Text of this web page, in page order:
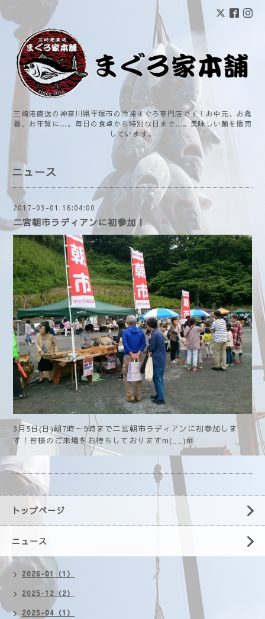
三崎港直送の神奈川県平塚市の冷凍まぐろ専門店です！お中元、お歳
暮、お年賀に…。毎日の食卓から特別な日まで…。美味しい鮪を販売
しています。
ニュース
2017-03-01 16:04:00
二宮朝市ラディアンに初参加！
3月5日(日)朝7時～9時まで二宮朝市ラディアンに初参加しま
す！皆様のご来場をお待ちしておりますm(__)m
トップページ
ニュース
2026-01（1）
2025-12（2）
2025-04（1）